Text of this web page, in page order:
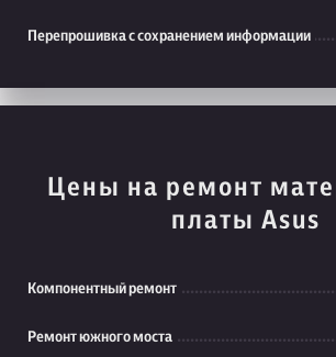
Перепрошивка с сохранением информации
Цены на ремонт
платы Asus
Компонентный ремонт
Ремонт южного моста